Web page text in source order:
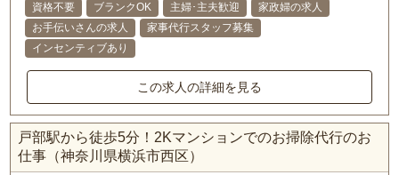
資格不要
ブランクOK 主婦･主夫歓迎
家政婦の求人
お手伝いさんの求人
家事代行スタッフ募集
インセンティブあり
この求人の詳細を見る
戸部駅から徒歩5分！2Kマンションでのお掃除代行のお
仕事（神奈川県横浜市西区）